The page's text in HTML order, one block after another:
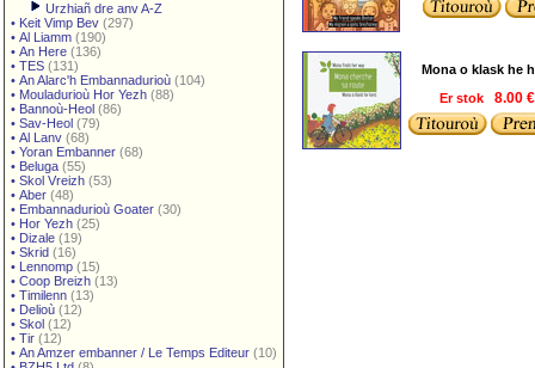
Urzhiañ dre anv A-Z
• Keit Vimp Bev (297)
• Al Liamm (190)
• An Here (136)
• TES (131)
• An Alarc'h Embannadurioù (104)
• Mouladurioù Hor Yezh (88)
• Bannoù-Heol (86)
• Sav-Heol (79)
• Al Lanv (68)
• Yoran Embanner (68)
• Beluga (55)
• Skol Vreizh (53)
• Aber (48)
• Embannadurioù Goater (30)
• Hor Yezh (25)
• Dizale (19)
• Skrid (16)
• Lennomp (15)
• Coop Breizh (13)
• Timilenn (13)
• Delioù (12)
• Skol (12)
• Tir (12)
• An Amzer embanner / Le Temps Editeur (10)
Mona o klask he
Er stok
8.00